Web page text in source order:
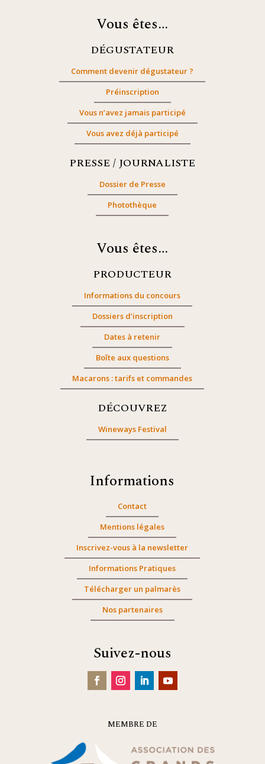
Vous êtes…
DÉGUSTATEUR
Comment devenir dégustateur ?
Préinscription
Vous n’avez jamais participé
Vous avez déjà participé
PRESSE / JOURNALISTE
Dossier de Presse
Photothèque
Vous êtes…
PRODUCTEUR
Informations du concours
Dossiers d’inscription
Dates à retenir
Boîte aux questions
Macarons : tarifs et commandes
DÉCOUVREZ
Wineways Festival
Informations
Contact
Mentions légales
Inscrivez-vous à la newsletter
Informations Pratiques
Télécharger un palmarès
Nos partenaires
Suivez-nous
MEMBRE DE